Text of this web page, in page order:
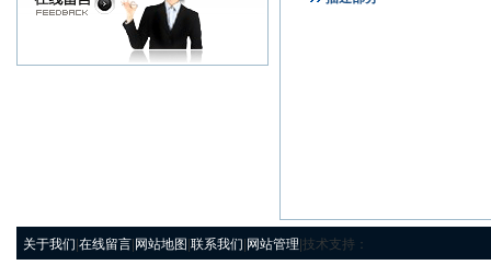
关于我们 在线留言 网站地图 联系我们 网站管理 |技术支持：